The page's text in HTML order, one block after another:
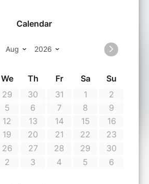
vos capacités financières. Les
des actions de
que le développement du
du concept +
pour comprendre le
de la Biodiversité et
40 cartes
pour